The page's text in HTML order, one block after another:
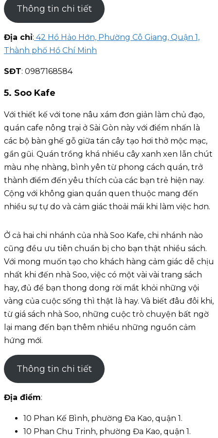
Thông tin chi tiết
Địa chỉ: 42 Hồ Hảo Hớn, Phường Cô Giang, Quận 1,
Thành phố Hồ Chí Minh
SĐT: 0987168584
5. Soo Kafe
Với thiết kế với tone nâu xám đơn giản làm chủ đạo,
quán cafe nông trại ở Sài Gòn này với điểm nhấn là
các bộ bàn ghế gỗ giữa tán cây tạo hơi thở mộc mạc,
gần gũi. Quán trồng khá nhiều cây xanh xen lẫn chút
màu nhẹ nhàng, bình yên từ phong cách quán, trở
thành điểm đến yêu thích của các bạn trẻ hiện nay.
Cộng với không gian quán quen thuộc mang đến
nhiều sự tự do và cảm giác thoải mái khi làm việc hơn.
Ở cả hai chi nhánh của nhà Soo Kafe, chi nhánh nào
cũng đều ưu tiên chuẩn bị cho bạn thật nhiều sách.
Với mong muốn tạo cho khách hàng cảm giác dễ chịu
nhất khi đến nhà Soo, việc có một vài vài trang sách
hay, đủ để bạn thong dong rời mắt khỏi những vội
vàng của cuộc sống thì thật là hay. Và biết đâu đôi khi,
từ giá sách nhà Soo, những cuộc trò chuyện bất ngờ
lại mang đến bạn thêm nhiều những nguồn cảm
hứng mới.
Thông tin chi tiết
Địa điểm:
10 Phan Kế Bình, phường Đa Kao, quận 1.
10 Phan Chu Trinh, phường Đa Kao, quận 1.